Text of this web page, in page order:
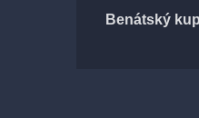
Benátský